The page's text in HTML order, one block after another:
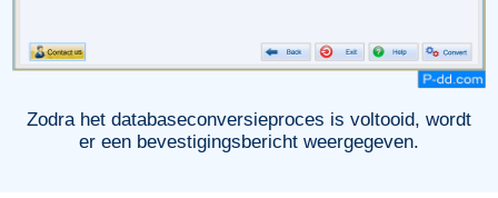
Zodra het databaseconversieproces is voltooid, wordt
er een bevestigingsbericht weergegeven.